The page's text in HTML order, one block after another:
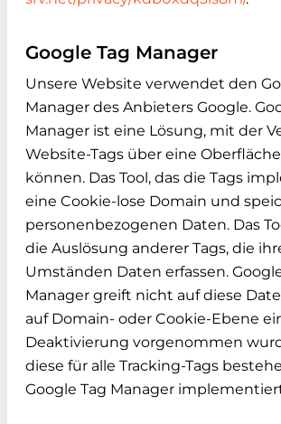
Google Tag Manager
Unsere Website verwendet den
Manager des Anbieters Google.
Manager ist eine Lösung, mit der
Website-Tags über eine
können. Das Tool, das die Tags
eine Cookie-lose Domain und
personenbezogenen Daten. Das
die Auslösung anderer Tags, die
Umständen Daten erfassen.
Manager greift nicht auf diese
auf Domain- oder Cookie-Ebene
Deaktivierung vorgenommen
diese für alle Tracking-Tags
Google Tag Manager